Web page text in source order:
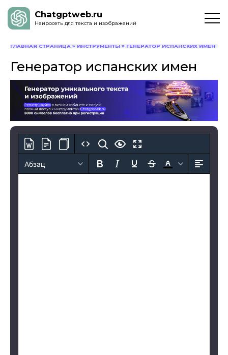
Chatgptweb.ru
Нейросеть для текста и изображений
ГЛАВНАЯ СТРАНИЦА » ИНСТРУМЕНТЫ » ГЕНЕРАТОР ИСПАНСКИХ ИМЕН
Генератор испанских имен
Абзац